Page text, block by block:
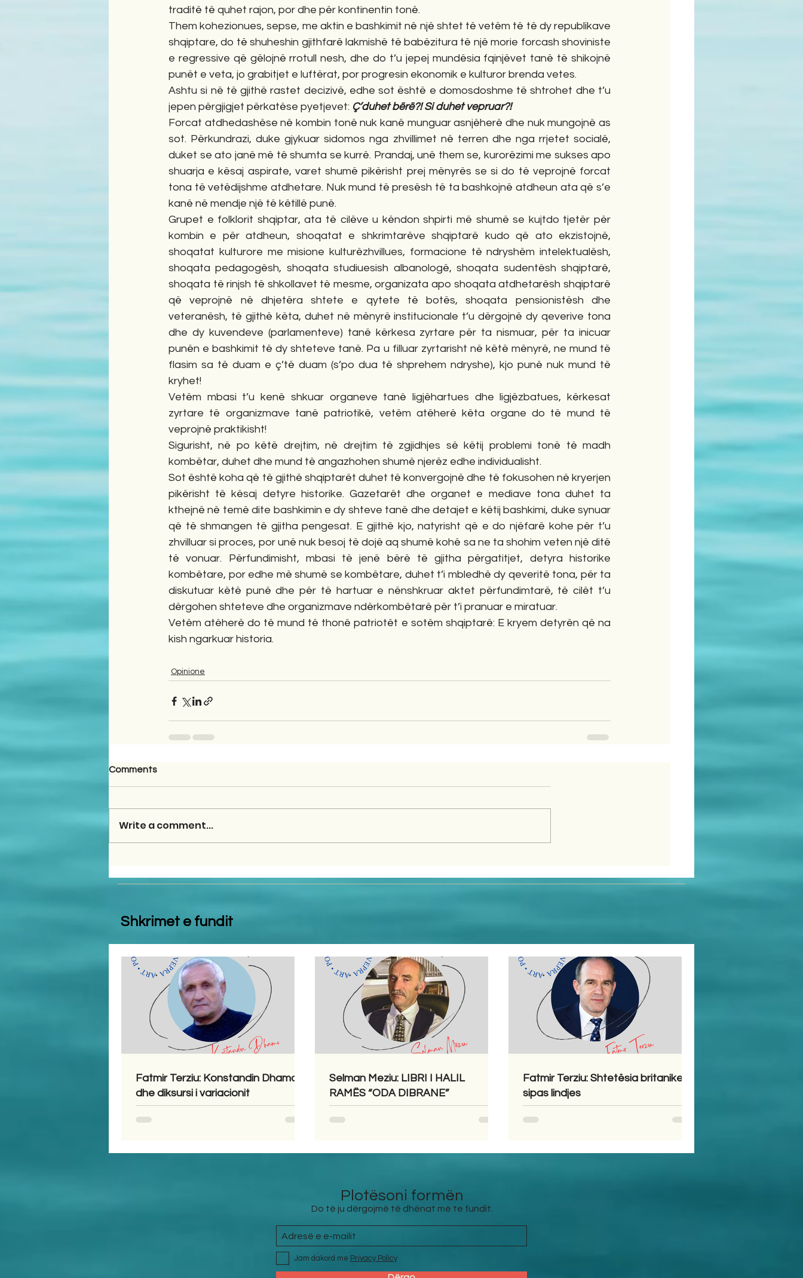
traditë të quhet rajon, por dhe për kontinentin tonë.
Them kohezionues, sepse, me aktin e bashkimit në një shtet të vetëm të të dy republikave
shqiptare, do të shuheshin gjithfarë lakmishë të babëzitura të një morie forcash shoviniste
e regressive që gëlojnë rrotull nesh, dhe do t’u jepej mundësia fqinjëvet tanë të shikojnë
punët e veta, jo grabitjet e luftërat, por progresin ekonomik e kulturor brenda vetes.
Ashtu si në të gjithë rastet decizivë, edhe sot është e domosdoshme të shtrohet dhe t’u
jepen përgjigjet përkatëse pyetjevet: Ç’duhet bërë?! Si duhet vepruar?!
Forcat atdhedashëse në kombin tonë nuk kanë munguar asnjëherë dhe nuk mungojnë as
sot. Përkundrazi, duke gjykuar sidomos nga zhvillimet në terren dhe nga rrjetet socialë,
duket se ato janë më të shumta se kurrë. Prandaj, unë them se, kurorëzimi me sukses apo
shuarja e kësaj aspirate, varet shumë pikërisht prej mënyrës se si do të veprojnë forcat
tona të vetëdijshme atdhetare. Nuk mund të presësh të ta bashkojnë atdheun ata që s’e
kanë në mendje një të këtillë punë.
Grupet e folklorit shqiptar, ata të cilëve u këndon shpirti më shumë se kujtdo tjetër për
kombin e për atdheun, shoqatat e shkrimtarëve shqiptarë kudo që ato ekzistojnë,
shoqatat kulturore me misione kulturëzhvillues, formacione të ndryshëm intelektualësh,
shoqata pedagogësh, shoqata studiuesish albanologë, shoqata sudentësh shqiptarë,
shoqata të rinjsh të shkollavet të mesme, organizata apo shoqata atdhetarësh shqiptarë
që veprojnë në dhjetëra shtete e qytete të botës, shoqata pensionistësh dhe
veteranësh, të gjithë këta, duhet në mënyrë institucionale t’u dërgojnë dy qeverive tona
dhe dy kuvendeve (parlamenteve) tanë kërkesa zyrtare për ta nismuar, për ta inicuar
punën e bashkimit të dy shteteve tanë. Pa u filluar zyrtarisht në këtë mënyrë, ne mund të
flasim sa të duam e ç’të duam (s’po dua të shprehem ndryshe), kjo punë nuk mund të
kryhet!
Vetëm mbasi t’u kenë shkuar organeve tanë ligjëhartues dhe ligjëzbatues, kërkesat
zyrtare të organizmave tanë patriotikë, vetëm atëherë këta organe do të mund të
veprojnë praktikisht!
Sigurisht, në po këtë drejtim, në drejtim të zgjidhjes së këtij problemi tonë të madh
kombëtar, duhet dhe mund të angazhohen shumë njerëz edhe individualisht.
Sot është koha që të gjithë shqiptarët duhet të konvergojnë dhe të fokusohen në kryerjen
pikërisht të kësaj detyre historike. Gazetarët dhe organet e mediave tona duhet ta
kthejnë në temë dite bashkimin e dy shteve tanë dhe detajet e këtij bashkimi, duke synuar
që të shmangen të gjitha pengesat. E gjithë kjo, natyrisht që e do njëfarë kohe për t’u
zhvilluar si proces, por unë nuk besoj të dojë aq shumë kohë sa ne ta shohim veten një ditë
të vonuar. Përfundimisht, mbasi të jenë bërë të gjitha përgatitjet, detyra historike
kombëtare, por edhe më shumë se kombëtare, duhet t’i mbledhë dy qeveritë tona, për ta
diskutuar këtë punë dhe për të hartuar e nënshkruar aktet përfundimtarë, të cilët t’u
dërgohen shteteve dhe organizmave ndërkombëtarë për t’i pranuar e miratuar.
Vetëm atëherë do të mund të thonë patriotët e sotëm shqiptarë: E kryem detyrën që na
kish ngarkuar historia.
Opinione
Comments
Write a comment...
Shkrimet e fundit
Fatmir Terziu: Konstandin Dhamo
dhe diksursi i variacionit
Selman Meziu: LIBRI I HALIL
RAMËS “ODA DIBRANE”
Fatmir Terziu: Shtetësia britanike
sipas lindjes
Plotësoni formën
Do të ju dërgojmë të dhënat më te fundit.
Jam dakord me Privacy Policy